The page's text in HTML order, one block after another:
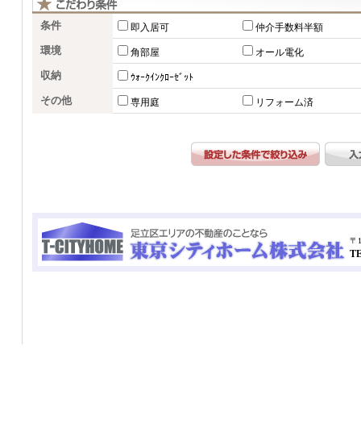
条件 即入居可 仲介手数料半額
環境 角部屋 オール電化
収納 ｳｫｰｸｲﾝｸﾛｰｾﾞｯﾄ
その他 専用庭 リフォーム済
〒